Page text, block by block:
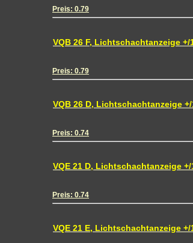
Preis: 0.79
VQB 26 F, Lichtschachtanzeige +/
Preis: 0.79
VQB 26 D, Lichtschachtanzeige
Preis: 0.74
VQE 21 D, Lichtschachtanzeige +/
Preis: 0.74
VQE 21 E, Lichtschachtanzeige +/